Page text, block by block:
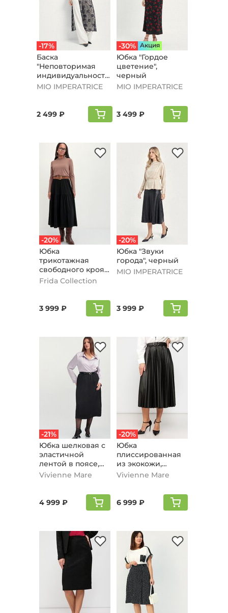
-17%
Баска
"Неповторимая
индивидуальность",
черный
MIO IMPERATRICE
2 499 ₽
-30% Aкция
Юбка "Гордое
цветение",
черный
MIO IMPERATRICE
3 499 ₽
-20%
Юбка
трикотажная
свободного кроя
на резинке,
Frida Collection
3 999 ₽
-20%
Юбка "Звуки
города", черный
MIO IMPERATRICE
3 999 ₽
-21%
Юбка шелковая с
эластичной
лентой в поясе,
черный
Vivienne Mare
4 999 ₽
-20%
Юбка
плиссированная
из экокожи,
черный
Vivienne Mare
6 999 ₽